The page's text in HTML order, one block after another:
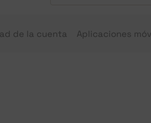
de la cuenta Aplicaciones